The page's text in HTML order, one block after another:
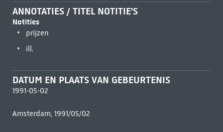
ANNOTATIES / TITEL NOTITIE'S
Notities
prijzen
ill.
DATUM EN PLAATS VAN GEBEURTENIS
1991-05-02
Amsterdam, 1991/05/02